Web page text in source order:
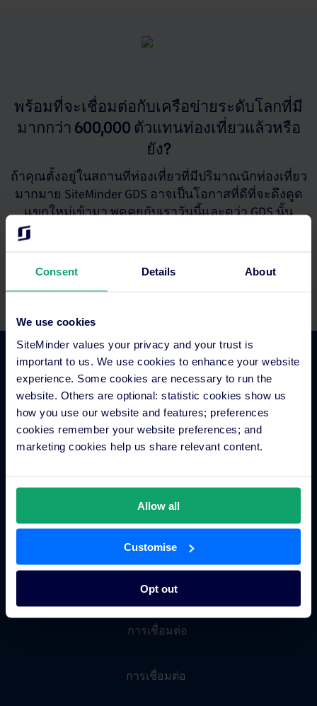
Consent Details About
We use cookies
SiteMinder values your privacy and your trust is
important to us. We use cookies to enhance your website
experience. Some cookies are necessary to run the
website. Others are optional: statistic cookies show us
how you use our website and features; preferences
cookies remember your website preferences; and
marketing cookies help us share relevant content.
Allow all
Customise
Opt out
พร้อมที่จะเชื่อมต่อกับเครือข่ายระดับโลกที่มี
มากกว่า 600,000 ตัวแทนท่องเที่ยวแล้วหรือ
ยัง?
ถ้าคุณตั้งอยู่ในสถานที่ท่องเที่ยวที่มีปริมาณนักท่องเที่ยว
มากมาย SiteMinder GDS อาจเป็นโอกาสที่ดีที่จะดึงดูด
แขกใหม่เข้ามา พูดคุยกับเราวันนี้และดูว่า GDS นั้น
พูดคุยกับเราทันทีตอนนี้
ภาพรวมแพลตฟอร์ม
ผู้จัดการช่องทางโรงแรม
ระบบการจองของโรงแรม
เครื่องมือสร้างเว็บไซต์สำหรับโรงแรม
ระบบการจองเบ็ดเสร็จ
การเชื่อมต่อ
การเชื่อมต่อ